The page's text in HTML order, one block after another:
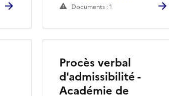
Documents : 1
Procès verbal
d'admissibilité -
Académie de